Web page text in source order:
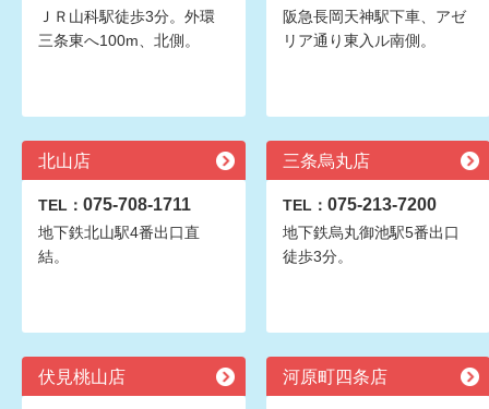
ＪＲ山科駅徒歩3分。外環
三条東へ100m、北側。
阪急長岡天神駅下車、アゼ
リア通り東入ル南側。
北山店
TEL： 075-708-1711
地下鉄北山駅4番出口直
結。
三条烏丸店
TEL： 075-213-7200
地下鉄烏丸御池駅5番出口
徒歩3分。
伏見桃山店 河原町四条店